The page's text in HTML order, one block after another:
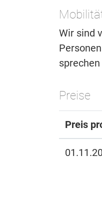
Wir sind
Preise
Preis